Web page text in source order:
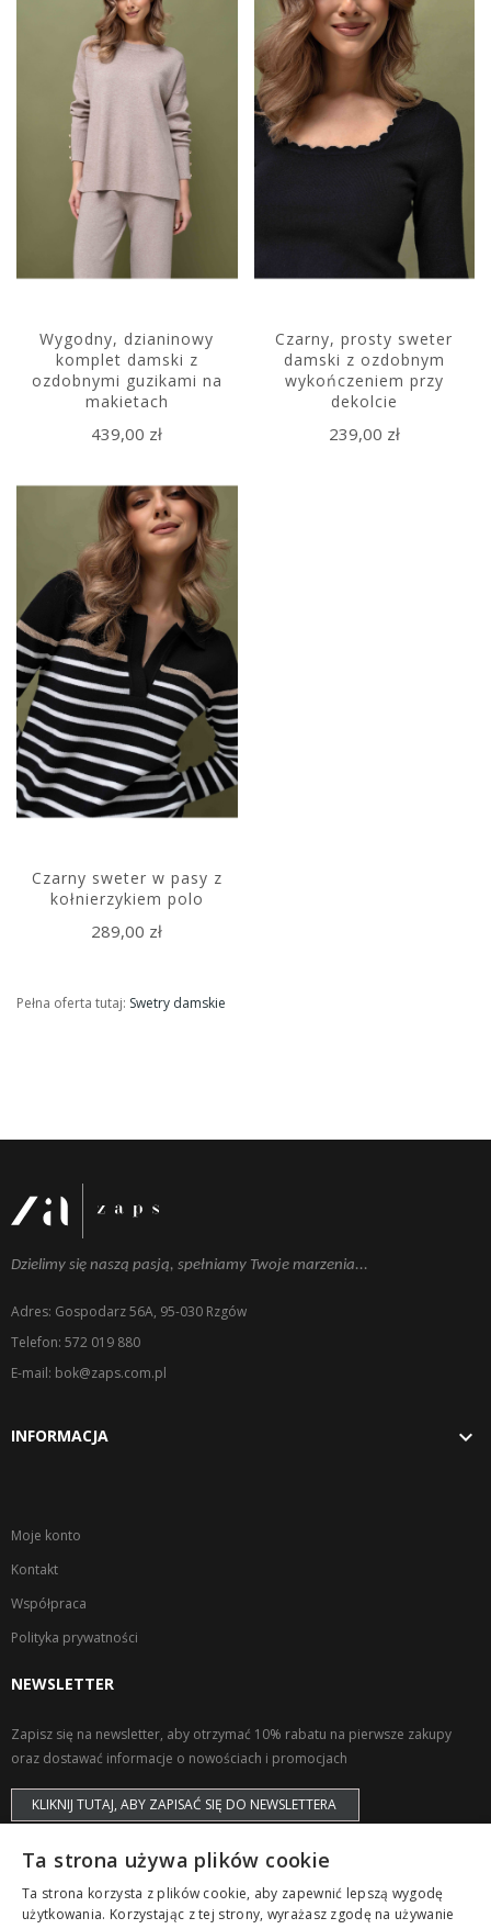
Wygodny, dzianinowy
komplet damski z
ozdobnymi guzikami na
makietach
439,00 zł
Czarny, prosty sweter
damski z ozdobnym
wykończeniem przy
dekolcie
239,00 zł
Czarny sweter w pasy z
kołnierzykiem polo
289,00 zł
Pełna oferta tutaj: Swetry damskie
Dzielimy się naszą pasją, spełniamy Twoje marzenia...
Adres: Gospodarz 56A, 95-030 Rzgów
Telefon: 572 019 880
E-mail: bok@zaps.com.pl
INFORMACJA 
Moje konto
Kontakt
Współpraca
Polityka prywatności
NEWSLETTER
Zapisz się na newsletter, aby otrzymać 10% rabatu na pierwsze zakupy
oraz dostawać informacje o nowościach i promocjach
KLIKNIJ TUTAJ, ABY ZAPISAĆ SIĘ DO NEWSLETTERA
Ta strona używa plików cookie
Ta strona korzysta z plików cookie, aby zapewnić lepszą wygodę
użytkowania. Korzystając z tej strony, wyrażasz zgodę na używanie